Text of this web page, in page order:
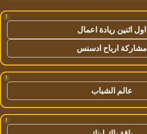
!
اول اثنين ريادة اعمال
مشاركة ارباح ادسنس
!
عالم الشباب
!